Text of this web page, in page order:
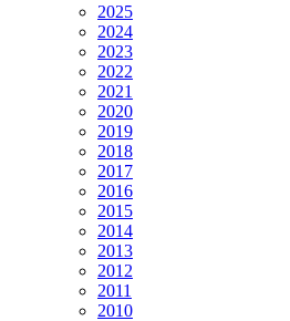
2025
2024
2023
2022
2021
2020
2019
2018
2017
2016
2015
2014
2013
2012
2011
2010